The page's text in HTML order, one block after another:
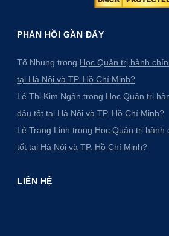
PHẢN HỒI GẦN ĐÂY
Tố Nhung trong Học Quản trị hành
tại Hà Nội và TP. Hồ Chí Minh?
Lê Thị Kim Ngân trong Học Quản trị
đâu tốt tại Hà Nội và TP. Hồ Chí Minh?
Lê Trang Linh trong Học Quản trị hành
tốt tại Hà Nội và TP. Hồ Chí Minh?
LIÊN HỆ